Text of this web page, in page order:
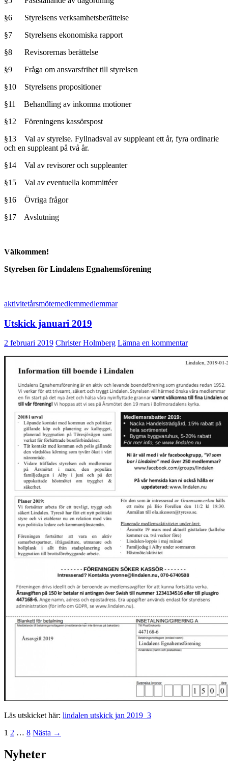
§6
Styrelsens verksamhetsberättelse
§7
Styrelsens ekonomiska rapport
§8
Revisorernas berättelse
§9
Fråga om ansvarsfrihet till styrelsen
§10
Styrelsens propositioner
§11
Behandling av inkomna motioner
§12
Föreningens kassörspost
§13
Val av styrelse. Fyllnadsval av suppleant ett år, fyra ordinarie
och en suppleant på två år.
§14
Val av revisorer och suppleanter
§15
Val av eventuella kommittéer
§16
Övriga frågor
§17
Avslutning
Välkommen!
Styrelsen för Lindalens Egnahemsförening
aktivitetårsmötemedlemmedlemmar
Utskick januari 2019
2 februari 2019 Christer Holmberg Lämna en kommentar
Läs utskicket här: lindalen utskick jan 2019_3
Inläggsnavigering
1 2 … 8 Nästa →
Nyheter